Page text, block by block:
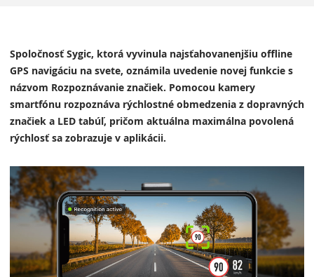
Spoločnosť Sygic, ktorá vyvinula najsťahovanenjšiu offline
GPS navigáciu na svete, oznámila uvedenie novej funkcie s
názvom Rozpoznávanie značiek. Pomocou kamery
smartfónu rozpoznáva rýchlostné obmedzenia z dopravných
značiek a LED tabúľ, pričom aktuálna maximálna povolená
rýchlosť sa zobrazuje v aplikácii.